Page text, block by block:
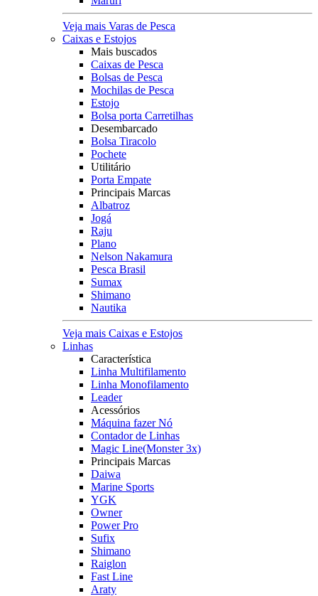
Veja mais Varas de Pesca
Caixas e Estojos
Mais buscados
Caixas de Pesca
Bolsas de Pesca
Mochilas de Pesca
Estojo
Bolsa porta Carretilhas
Desembarcado
Bolsa Tiracolo
Pochete
Utilitário
Porta Empate
Principais Marcas
Albatroz
Jogá
Raju
Plano
Nelson Nakamura
Pesca Brasil
Sumax
Shimano
Nautika
Veja mais Caixas e Estojos
Linhas
Característica
Linha Multifilamento
Linha Monofilamento
Leader
Acessórios
Máquina fazer Nó
Contador de Linhas
Magic Line(Monster 3x)
Principais Marcas
Daiwa
Marine Sports
YGK
Owner
Power Pro
Sufix
Shimano
Raiglon
Fast Line
Araty